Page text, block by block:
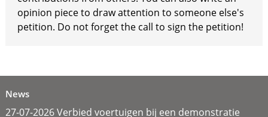
opinion piece to draw attention to someone else's
petition. Do not forget the call to sign the petition!
News
27-07-2026 Verbied voertuigen bij een demonstratie